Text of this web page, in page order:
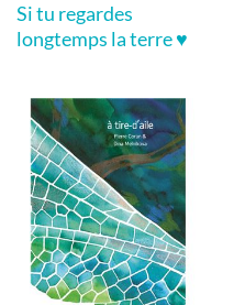
Si tu regardes
longtemps la terre ♥